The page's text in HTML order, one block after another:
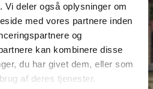
deler også oplysninger om
med vores partnere inden
og
kan kombinere disse
du har givet dem, eller som
af deres tjenester.
aktuelle oversigter
Danmarks vigtigste
giver et aktuelt
–og import samt direkte
Notitsen bygger på data fra